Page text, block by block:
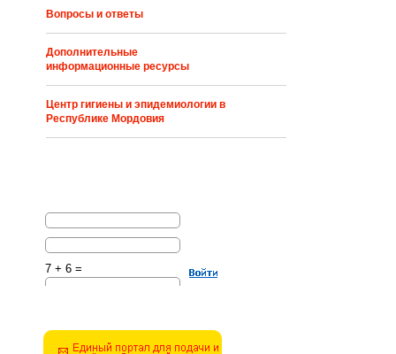
Вопросы и ответы
Дополнительные
информационные ресурсы
Центр гигиены и эпидемиологии в
Республике Мордовия
7 + 6 =